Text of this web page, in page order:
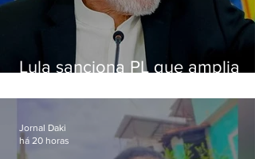
Lula sanciona PL que amplia
crianças
Jornal Daki
há 20 horas